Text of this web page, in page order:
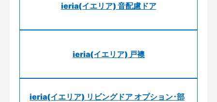
ieria(イエリア) 音配慮ドア
ieria(イエリア) 戸襖
ieria(イエリア) リビングドア オプション･部